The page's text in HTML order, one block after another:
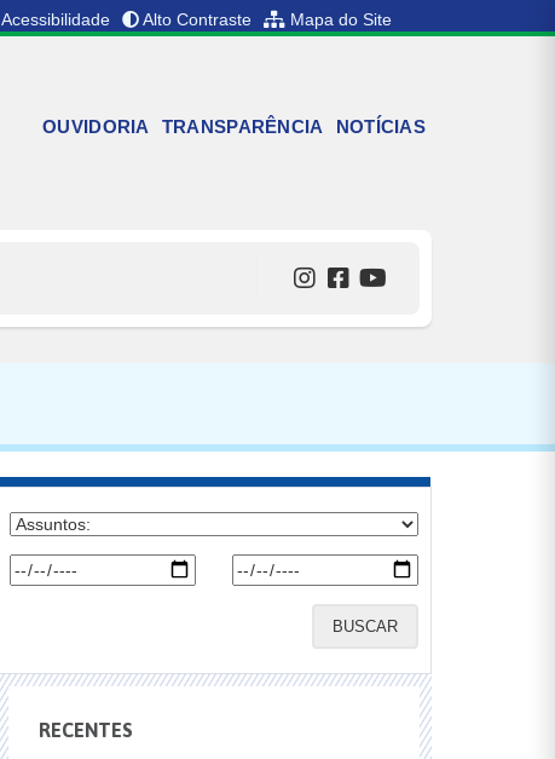
Acessibilidade Alto Contraste Mapa do Site
OUVIDORIA TRANSPARÊNCIA NOTÍCIAS
BUSCAR
RECENTES